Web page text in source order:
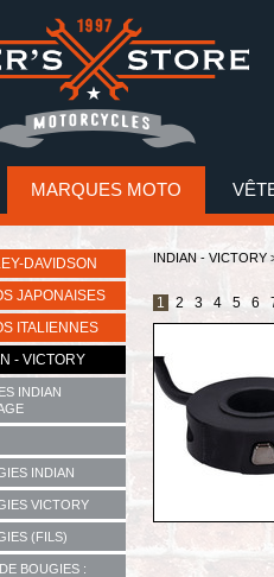
MARQUES MOTO
DAVIDSON
JAPONAISES
ITALIENNES
- VICTORY
INDIAN
INDIAN
VICTORY
(FILS)
BOUGIES :
INDIAN - VICTORY
1 2 3 4 5 6